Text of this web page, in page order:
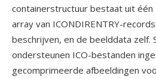
containerstructuur bestaat uit één
array van ICONDIRENTRY-
beschrijven, en de beelddata zelf.
ondersteunen ICO-bestanden
gecomprimeerde afbeeldingen